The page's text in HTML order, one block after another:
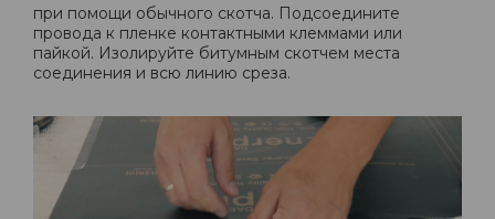
при помощи обычного скотча. Подсоедините
провода к пленке контактными клеммами или
пайкой. Изолируйте битумным скотчем места
соединения и всю линию среза.